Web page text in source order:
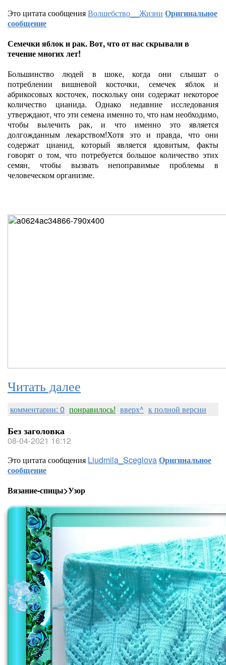
Это цитата сообщенияВолшебство__Жизни Оригинальное
сообщение
Семечки яблок и рак. Вот, что от нас скрывали в
течение многих лет!
Большинство людей в шоке, когда они слышат о
потреблении вишневой косточки, семечек яблок и
абрикосовых косточек, поскольку они содержат некоторое
количество цианида. Однако недавние исследования
утверждают, что эти семена именно то, что нам необходимо,
чтобы вылечить рак, и что именно это является
долгожданным лекарством!Хотя это и правда, что они
содержат цианид, который является ядовитым, факты
говорят о том, что потребуется большое количество этих
семян, чтобы вызвать непоправимые проблемы в
человеческом организме.
Читать далее
комментарии: 0 понравилось! вверх^ к полной версии
Без заголовка
08-04-2021 16:12
Это цитата сообщения Liudmila_SceglovaОригинальное
сообщение
Вязание-спицы>Узор